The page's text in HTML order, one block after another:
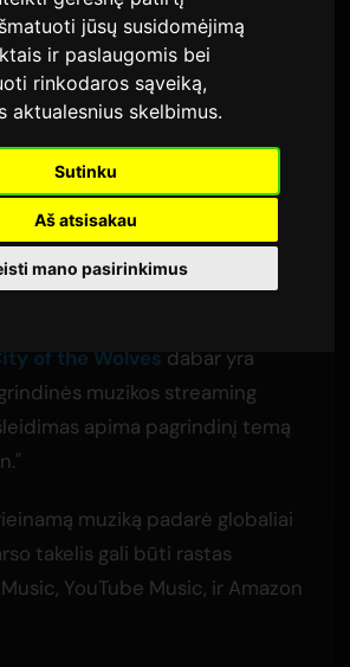
jūsų susidomėjimą
ir paslaugomis bei
rinkodaros sąveiką,
aktualesnius skelbimus.
Sutinku
Aš atsisakau
mano pasirinkimus
City of the
takelis išleistas
streaming
3 birželio 2026
kalbos
2,406 peržiūros
of the Wolves dabar yra
muzikos streaming
apima pagrindinį temą
muziką padarė globaliai
takelis gali būti rastas
YouTube Music, ir Amazon